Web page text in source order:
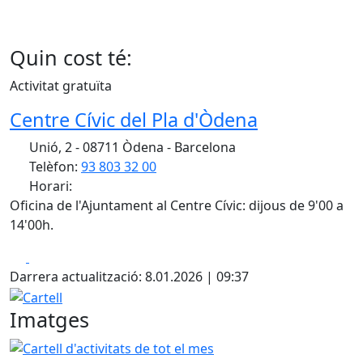
Quin cost té:
Activitat gratuïta
Centre Cívic del Pla d'Òdena
Unió, 2 - 08711 Òdena - Barcelona
Telèfon: 93 803 32 00
Horari:
Oficina de l'Ajuntament al Centre Cívic: dijous de 9'00 a
14'00h.
Darrera actualització: 8.01.2026 | 09:37
Cartell
Imatges
Cartell d'activitats de tot el mes